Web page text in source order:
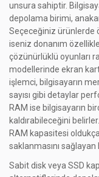
unsura sahiptir.
depolama birimi,
Seçeceğiniz ürünlerde
iseniz donanım
çözünürlüklü oyunları
modellerinde ekran
işlemci, bilgisayarın
sayısı gibi detaylar
RAM ise bilgisayarın
kaldırabileceğini
RAM kapasitesi
saklanmasını
Sabit disk veya SSD